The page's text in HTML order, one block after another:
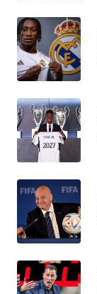
WAHANA
UMKM
WAHANA
SELEB
WAHANA
PERSONA
WAHANA
OTOMOTIF
HEALTH